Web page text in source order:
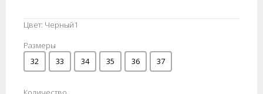
Цвет: Черный1
Размеры
32
33 34 35 36 37